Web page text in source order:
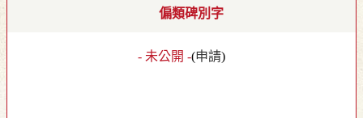
偏類碑別字
- 未公開 -(申請)